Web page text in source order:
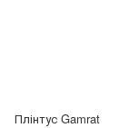
Плінтус Gamrat